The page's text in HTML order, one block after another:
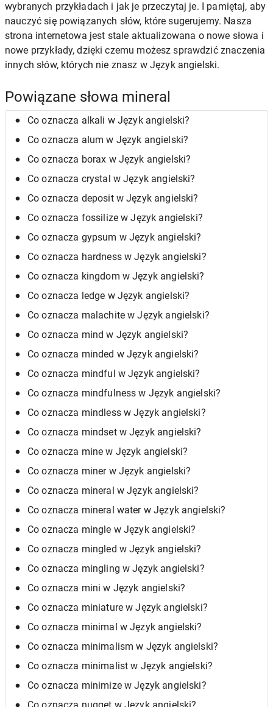
wybranych przykładach i jak je przeczytaj je. I pamiętaj, aby
nauczyć się powiązanych słów, które sugerujemy. Nasza
strona internetowa jest stale aktualizowana o nowe słowa i
nowe przykłady, dzięki czemu możesz sprawdzić znaczenia
innych słów, których nie znasz w Język angielski.
Powiązane słowa mineral
Co oznacza alkali w Język angielski?
Co oznacza alum w Język angielski?
Co oznacza borax w Język angielski?
Co oznacza crystal w Język angielski?
Co oznacza deposit w Język angielski?
Co oznacza fossilize w Język angielski?
Co oznacza gypsum w Język angielski?
Co oznacza hardness w Język angielski?
Co oznacza kingdom w Język angielski?
Co oznacza ledge w Język angielski?
Co oznacza malachite w Język angielski?
Co oznacza mind w Język angielski?
Co oznacza minded w Język angielski?
Co oznacza mindful w Język angielski?
Co oznacza mindfulness w Język angielski?
Co oznacza mindless w Język angielski?
Co oznacza mindset w Język angielski?
Co oznacza mine w Język angielski?
Co oznacza miner w Język angielski?
Co oznacza mineral w Język angielski?
Co oznacza mineral water w Język angielski?
Co oznacza mingle w Język angielski?
Co oznacza mingled w Język angielski?
Co oznacza mingling w Język angielski?
Co oznacza mini w Język angielski?
Co oznacza miniature w Język angielski?
Co oznacza minimal w Język angielski?
Co oznacza minimalism w Język angielski?
Co oznacza minimalist w Język angielski?
Co oznacza minimize w Język angielski?